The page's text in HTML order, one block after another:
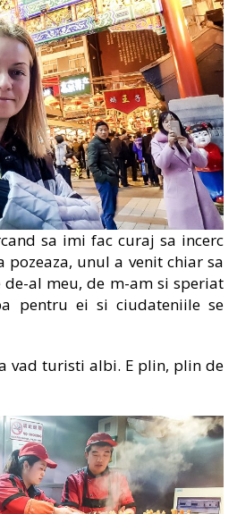
sa imi fac curaj sa incerc
pozeaza, unul a venit chiar sa
al meu, de m-am si speriat
pentru ei si ciudateniile se
vad turisti albi. E plin, plin de